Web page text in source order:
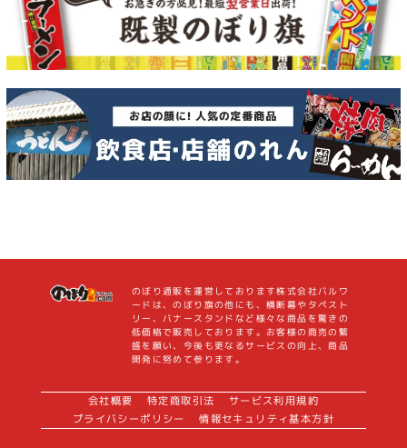
のぼり通販を運営しております株式会社バルワ
ードは、のぼり旗の他にも、横断幕やタペスト
リー、バナースタンドなど様々な商品を驚きの
低価格で販売しております。お客様の商売の繁
盛を願い、今後も更なるサービスの向上、商品
開発に努めて参ります。
会社概要 特定商取引法
サービス利用規約
プライバシーポリシー
情報セキュリティ基本方針